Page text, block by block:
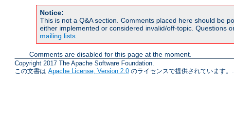
Notice:
This is not a Q&A section. Comments placed here should be
either implemented or considered invalid/off-topic. Questions
mailing lists
Comments are disabled for this page at the moment.
Copyright 2017 The Apache Software Foundation.
この文書は Apache License, Version 2.0 のライセンスで提供されています。.